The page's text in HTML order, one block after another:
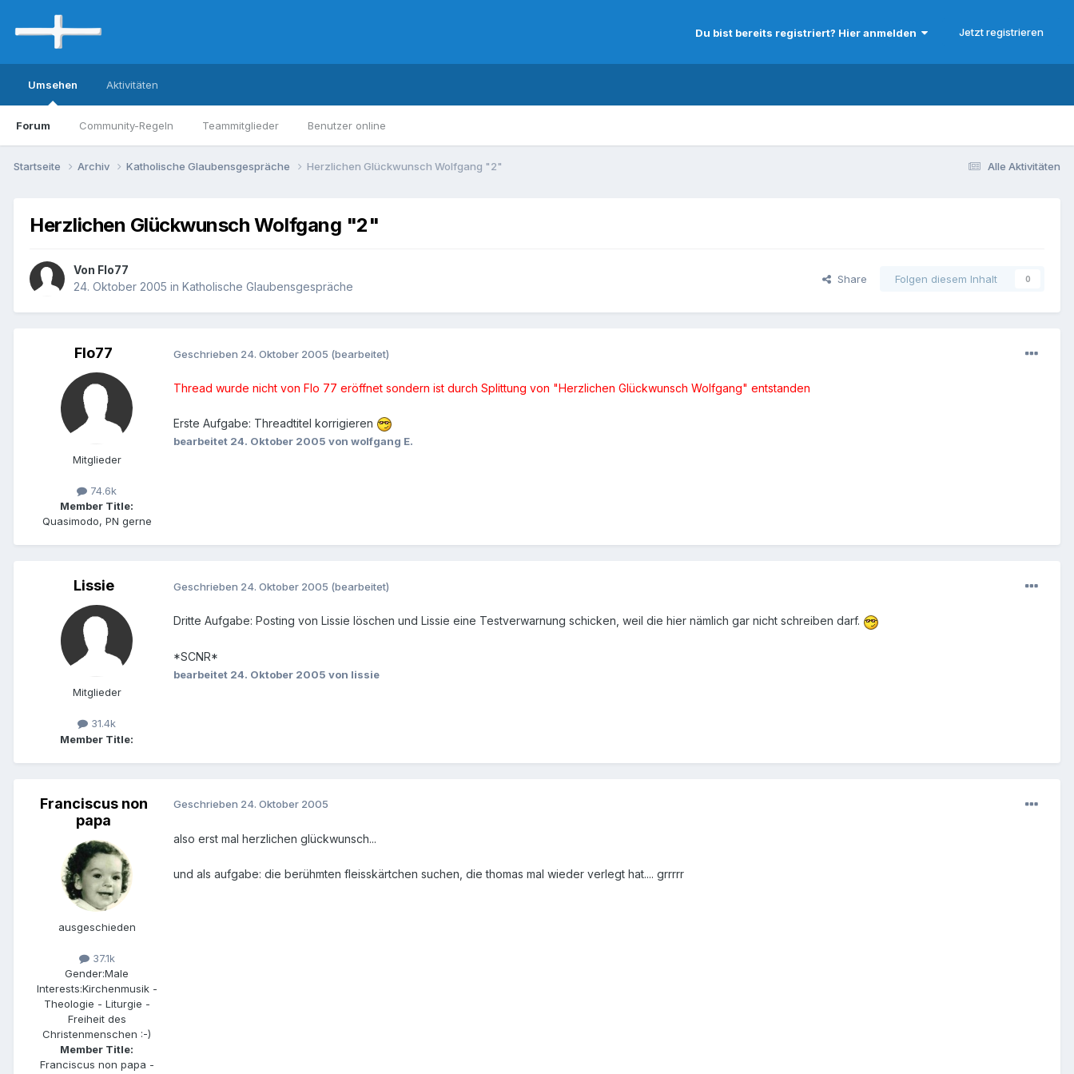
Du bist bereits registriert? Hier anmelden Jetzt registrieren
Umsehen
Forum Community-Regeln Teammitglieder Benutzer online
Aktivitäten
Alle Aktivitäten
Startseite Archiv Katholische Glaubensgespräche Herzlichen Glückwunsch Wolfgang "2"
Herzlichen Glückwunsch Wolfgang "2"
Von Flo77
24. Oktober 2005 in Katholische Glaubensgespräche
Share Folgen diesem Inhalt 0
Flo77
Mitglieder
74.6k
Member Title:
Quasimodo, PN gerne
Geschrieben 24. Oktober 2005 (bearbeitet)
Thread wurde nicht von Flo 77 eröffnet sondern ist durch Splittung von "Herzlichen Glückwunsch Wolfgang" entstanden
Erste Aufgabe: Threadtitel korrigieren
bearbeitet 24. Oktober 2005 von wolfgang E.
Lissie
Mitglieder
31.4k
Member Title:
Geschrieben 24. Oktober 2005 (bearbeitet)
Dritte Aufgabe: Posting von Lissie löschen und Lissie eine Testverwarnung schicken, weil die hier nämlich gar nicht schreiben darf.
*SCNR*
bearbeitet 24. Oktober 2005 von lissie
Franciscus non
papa
ausgeschieden
37.1k
Gender:Male
Interests:Kirchenmusik -
Theologie - Liturgie -
Freiheit des
Christenmenschen :-)
Member Title:
Franciscus non papa -
Geschrieben 24. Oktober 2005
also erst mal herzlichen glückwunsch...
und als aufgabe: die berühmten fleisskärtchen suchen, die thomas mal wieder verlegt hat.... grrrrr